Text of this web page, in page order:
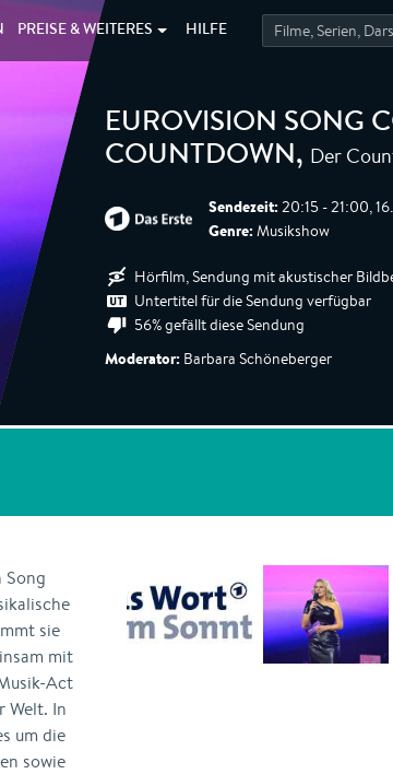
PREISE & WEITERES HILFE
EUROVISION SONG
COUNTDOWN, Der
Sendezeit: 20:15 - 21:00,
Genre: Musikshow
Hörfilm, Sendung mit akustischer
Untertitel für die Sendung verfügbar
56% gefällt diese Sendung
Moderator: Barbara Schöneberger
Song
sie
mit
Act
Welt. In
um die
sowie